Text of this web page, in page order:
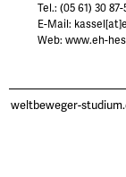
Tel.: (05 61) 30
E-Mail:
Web: www.eh-
weltbeweger-